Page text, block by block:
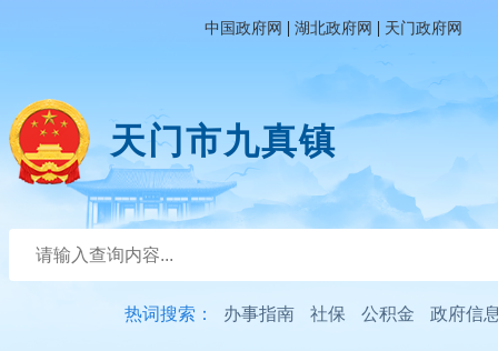
中国政府网 | 湖北政府网 | 天门政府网
天门市九真镇
热词搜索： 办事指南 社保 公积金 政府信